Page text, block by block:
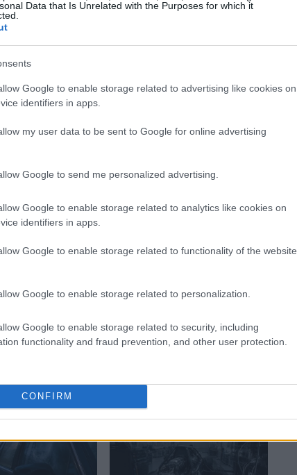
Data that Is Unrelated with the Purposes for which it
Google to enable storage related to advertising like cookies on
identifiers in apps.
my user data to be sent to Google for online advertising
Google to send me personalized advertising.
Google to enable storage related to analytics like cookies on
identifiers in apps.
Google to enable storage related to functionality of the website
Google to enable storage related to personalization.
Google to enable storage related to security, including
functionality and fraud prevention, and other user protection.
CONFIRM
MOTORI